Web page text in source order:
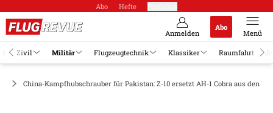
Abo Hefte
Anmelden
Abo
Menü
Zivil Militär Flugzeugtechnik Klassiker Raumfahrt
China-Kampfhubschrauber für Pakistan: Z-10 ersetzt AH-1 Cobra aus den